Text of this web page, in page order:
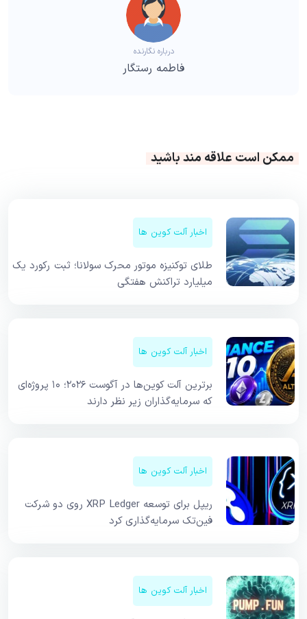
درباره نگارنده
فاطمه رستگار
ممکن است علاقه مند باشید
اخبار آلت کوین ها
طلای توکنیزه موتور محرک سولانا؛ ثبت رکورد یک
میلیارد تراکنش هفتگی
اخبار آلت کوین ها
برترین آلت کوین‌ها در آگوست ۲۰۲۶؛ ۱۰ پروژه‌ای
که سرمایه‌گذاران زیر نظر دارند
اخبار آلت کوین ها
ریپل برای توسعه XRP Ledger روی دو شرکت
فین‌تک سرمایه‌گذاری کرد
اخبار آلت کوین ها